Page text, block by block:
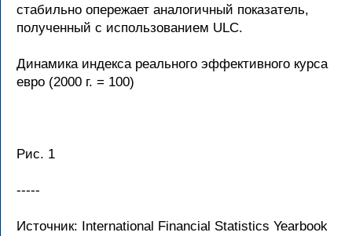
стабильно опережает аналогичный показатель,
полученный с использованием ULC.
Динамика индекса реального эффективного курса
евро (2000 г. = 100)
Рис. 1
-----
Источник: International Financial Statistics Yearbook